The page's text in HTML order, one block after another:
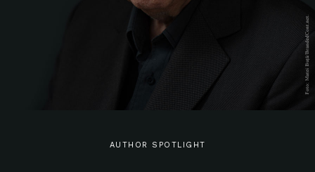
AUTHOR SPOTLIGHT